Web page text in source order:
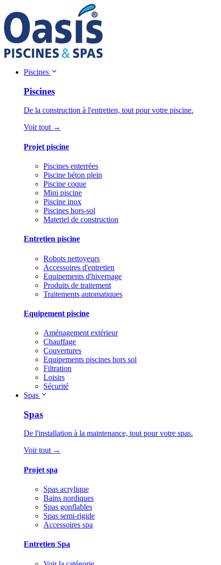
Piscines
Piscines
De la construction à l'entretien, tout pour votre piscine.
Voir tout →
Projet piscine
Piscines enterrées
Piscine béton plein
Piscine coque
Mini piscine
Piscine inox
Piscines hors-sol
Materiel de construction
Entretien piscine
Robots nettoyeurs
Accessoires d'entretien
Equipements d'hivernage
Produits de traitement
Traitements automatiques
Equipement piscine
Aménagement extérieur
Chauffage
Couvertures
Equipements piscines hors sol
Filtration
Loisirs
Sécurité
Spas
Spas
De l'installation à la maintenance, tout pour votre spas.
Voir tout →
Projet spa
Spas acrylique
Bains nordiques
Spas gonflables
Spas semi-rigide
Accessoires spa
Entretien Spa